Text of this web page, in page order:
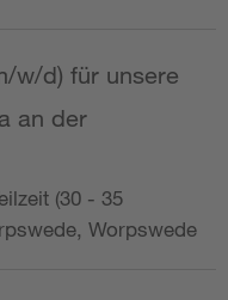
w/d) für unsere
an der
(30 - 35
Worpswede